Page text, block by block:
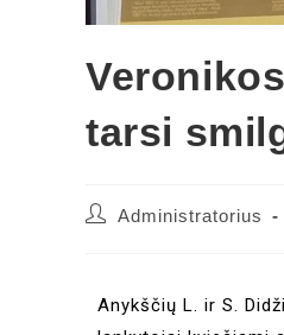
tarsi
Administratorius
Anykščių L. ir S.